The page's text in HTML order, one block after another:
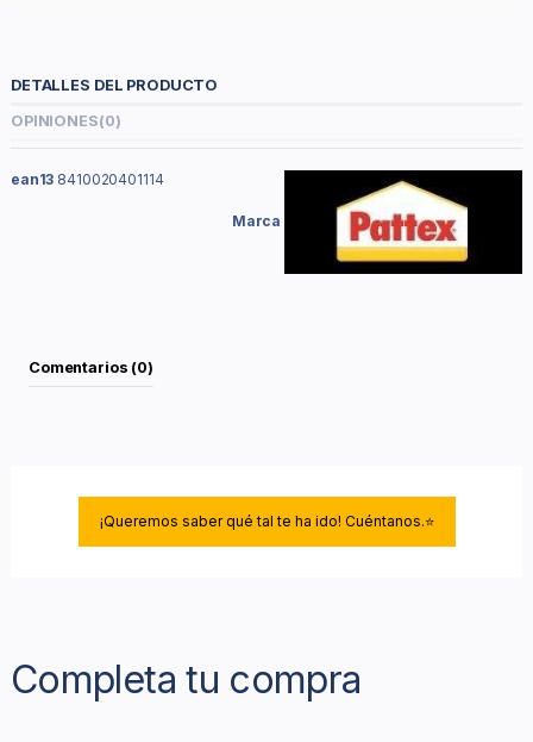
DETALLES DEL PRODUCTO
OPINIONES(0)
Marca
ean13 8410020401114
Comentarios (0)
¡Queremos saber qué tal te ha ido! Cuéntanos.⭐
Completa tu compra